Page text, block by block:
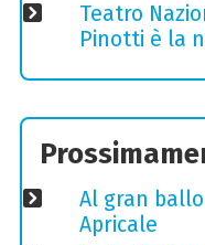
Teatro
Pinotti è la
Al gran
Apricale